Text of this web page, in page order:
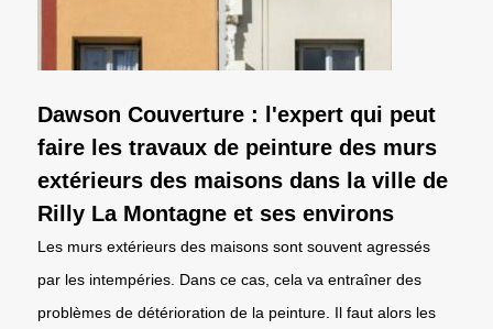
Dawson Couverture : l'expert qui peut
faire les travaux de peinture des murs
extérieurs des maisons dans la ville de
Rilly La Montagne et ses environs
Les murs extérieurs des maisons sont souvent agressés
par les intempéries. Dans ce cas, cela va entraîner des
problèmes de détérioration de la peinture. Il faut alors les